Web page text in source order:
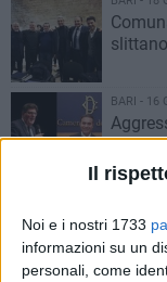
Il
Noi e i nostri 1733
informazioni su un
personali, come
BARI - 16
Sasso:
BARI -